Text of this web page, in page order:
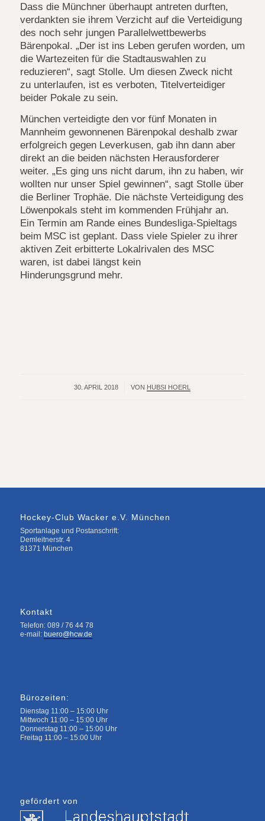
Dass die Münchner überhaupt antreten durften,
verdankten sie ihrem Verzicht auf die Verteidigung
des noch sehr jungen Parallelwettbewerbs
Bärenpokal. „Der ist ins Leben gerufen worden, um
die Wartezeiten für die Stadtauswahlen zu
reduzieren“, sagt Stolle. Um diesen Zweck nicht
zu unterlaufen, ist es verboten, Titelverteidiger
beider Pokale zu sein.
München verteidigte den vor fünf Monaten in
Mannheim gewonnenen Bärenpokal deshalb zwar
erfolgreich gegen Leverkusen, gab ihn dann aber
direkt an die beiden nächsten Herausforderer
weiter. „Es ging uns nicht darum, ihn zu haben, wir
wollten nur unser Spiel gewinnen“, sagt Stolle über
die Berliner Trophäe. Die nächste Verteidigung des
Löwenpokals steht im kommenden Frühjahr an.
Ein Termin am Rande eines Bundesliga-Spieltags
beim MSC ist geplant. Dass viele Spieler zu ihrer
aktiven Zeit erbitterte Lokalrivalen des MSC
waren, ist dabei längst kein
Hinderungsgrund mehr.
30. APRIL 2018
/ VON HUBSI HOERL
Hockey-Club Wacker e.V. München
Sportanlage und Postanschrift:
Demleitnerstr. 4
81371 München
Kontakt
Telefon: 089 / 76 44 78
e-mail: buero@hcw.de
Bürozeiten:
Dienstag 11:00 – 15:00 Uhr
Mittwoch 11:00 – 15:00 Uhr
Donnerstag 11:00 – 15:00 Uhr
Freitag 11:00 – 15:00 Uhr
gefördert von